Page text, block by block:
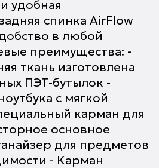
удобная
спинка AirFlow
в любой
преимущества: -
ткань изготовлена
ПЭТ-бутылок -
с мягкой
карман для
основное
для предметов
- Карман